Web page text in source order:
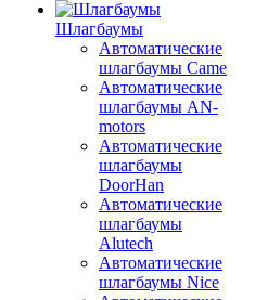
Шлагбаумы
Автоматические
шлагбаумы Came
Автоматические
шлагбаумы AN-
motors
Автоматические
шлагбаумы
DoorHan
Автоматические
шлагбаумы
Alutech
Автоматические
шлагбаумы Nice